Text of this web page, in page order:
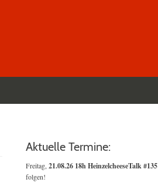
Aktuelle Termine:
Freitag, 21.08.26 18h HeinzelcheeseTalk #135
folgen!